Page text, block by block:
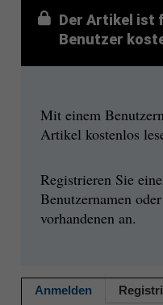
Der Artikel ist
Benutzer
Mit einem
Artikel kostenlos
Registrieren Sie
Benutzernamen
vorhandenen an.
Anmelden